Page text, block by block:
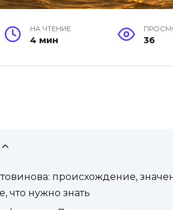
НА ЧТЕНИЕ
4 мин 36
происхождение,
что нужно знать